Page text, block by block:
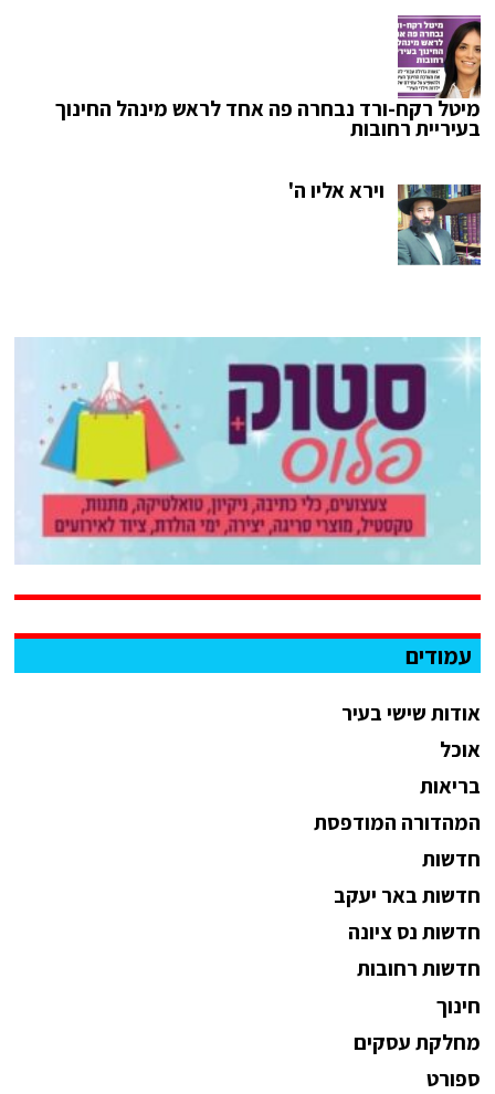
מיטל רקח-ורד נבחרה פה אחד לראש מינהל החינוך
בעיריית רחובות
וירא אליו ה'
עמודים
אודות שישי בעיר
אוכל
בריאות
המהדורה המודפסת
חדשות
חדשות באר יעקב
חדשות נס ציונה
חדשות רחובות
חינוך
מחלקת עסקים
ספורט